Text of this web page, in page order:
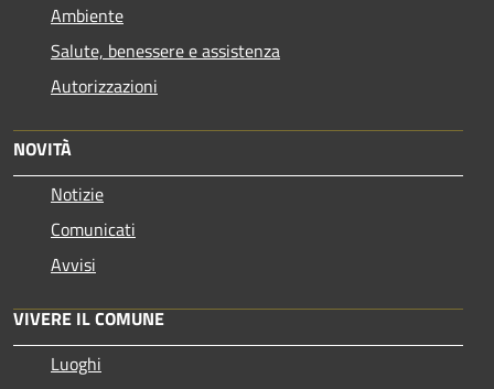
Ambiente
Salute, benessere e assistenza
Autorizzazioni
NOVITÀ
Notizie
Comunicati
Avvisi
VIVERE IL COMUNE
Luoghi